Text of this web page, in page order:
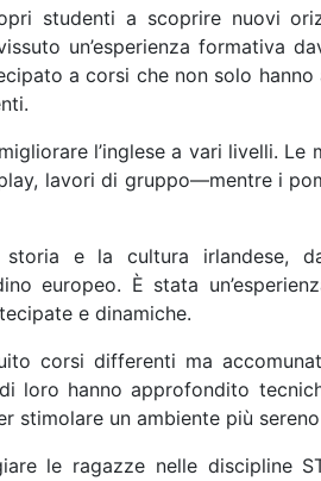
studenti a scoprire nuovi
un’esperienza formativa
a corsi che non solo
l’inglese a vari livelli.
lavori di gruppo—mentre i
storia e la cultura irlandese,
europeo. È stata
e dinamiche.
corsi differenti ma
loro hanno approfondito
stimolare un ambiente più
le ragazze nelle discipline